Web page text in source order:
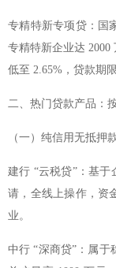
专精特新专项贷：国
专精特新企业达
低至 2.65%，贷款期
二、热门贷款产品：
（一）纯信用无抵押
建行 “云税贷”：基
请，全线上操作，资
业。
中行 “深商贷”：属于